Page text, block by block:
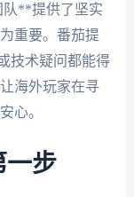
**提供了坚实
重要。番茄提
技术疑问都能得
海外玩家在寻
心。
一步